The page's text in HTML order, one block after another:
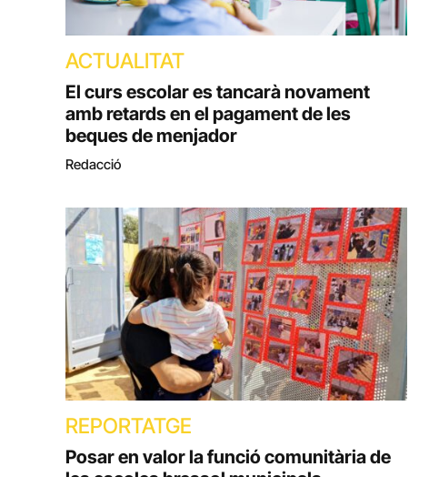
ACTUALITAT
El curs escolar es tancarà novament
amb retards en el pagament de les
beques de menjador
Redacció
REPORTATGE
Posar en valor la funció comunitària de